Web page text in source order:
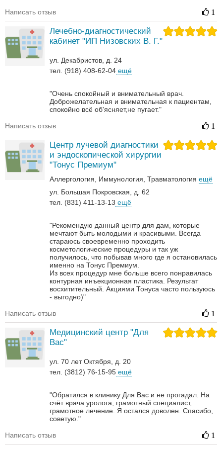
Написать отзыв 1
Лечебно-диагностический
кабинет "ИП Низовских В. Г."
ул. Декабристов, д. 24
тел. (918) 408-62-04 ещё
"Очень спокойный и внимательный врач.
Доброжелательная и внимательная к пациентам,
спокойно всё об'ясняет,не пугает."
Написать отзыв 1
Центр лучевой диагностики
и эндоскопической хирургии
"Тонус Премиум"
Аллергология Иммунология Травматология ещё
ул. Большая Покровская, д. 62
тел. (831) 411-13-13 ещё
"Рекомендую данный центр для дам, которые
мечтают быть молодыми и красивыми. Всегда
стараюсь своевременно проходить
косметологические процедуры и так уж
получилось, что побывав много где я остановилась
именно на Тонус Премиум.
Из всех процедур мне больше всего понравилась
контурная инъекционная пластика. Результат
восхитительный. Акциями Тонуса часто пользуюсь
- выгодно)"
Написать отзыв 1
Медицинский центр "Для
Вас"
ул. 70 лет Октября, д. 20
тел. (3812) 76-15-95 ещё
"Обратился в клинику Для Вас и не прогадал. На
счёт врача уролога, грамотный специалист,
грамотное лечение. Я остался доволен. Спасибо,
советую."
Написать отзыв 1